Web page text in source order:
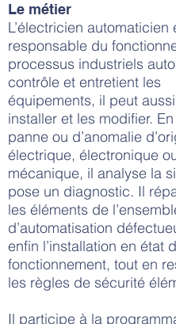
Le métier
L’électricien automaticien
responsable du
processus industriels
contrôle et entretient les
équipements, il peut
installer et les modifier.
panne ou d’anomalie
électrique, électronique
mécanique, il analyse la
pose un diagnostic. Il
les éléments de
d’automatisation
enfin l’installation en état
fonctionnement, tout en
les règles de sécurité
Il participe à la